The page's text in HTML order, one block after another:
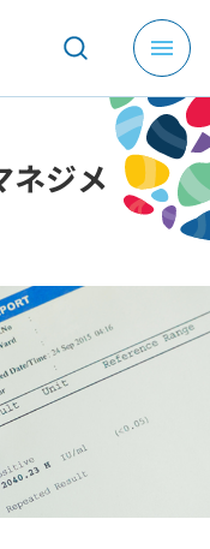
メ
ニ
ュ
ー
を
開
く
ネジメ